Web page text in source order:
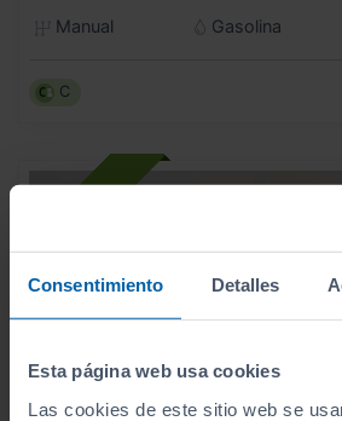
Consentimiento Detalles
Esta página web usa cookies
Las cookies de este sitio web se
Manual
Gasolina
C